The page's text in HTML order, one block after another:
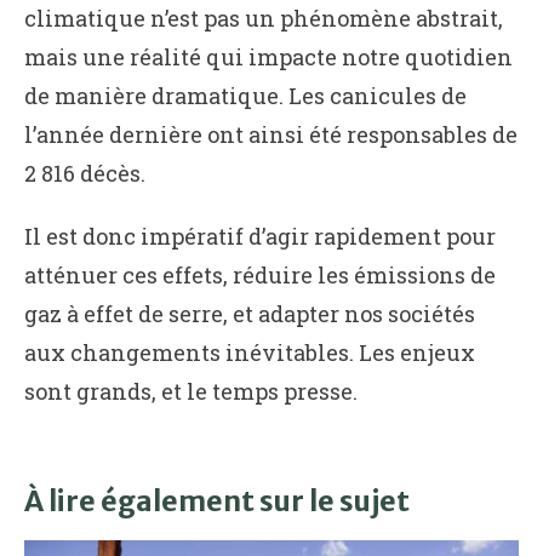
climatique n’est pas un phénomène abstrait,
mais une réalité qui impacte notre quotidien
de manière dramatique. Les canicules de
l’année dernière ont ainsi été responsables de
2 816 décès.
Il est donc impératif d’agir rapidement pour
atténuer ces effets, réduire les émissions de
gaz à effet de serre, et adapter nos sociétés
aux changements inévitables. Les enjeux
sont grands, et le temps presse.
À lire également sur le sujet